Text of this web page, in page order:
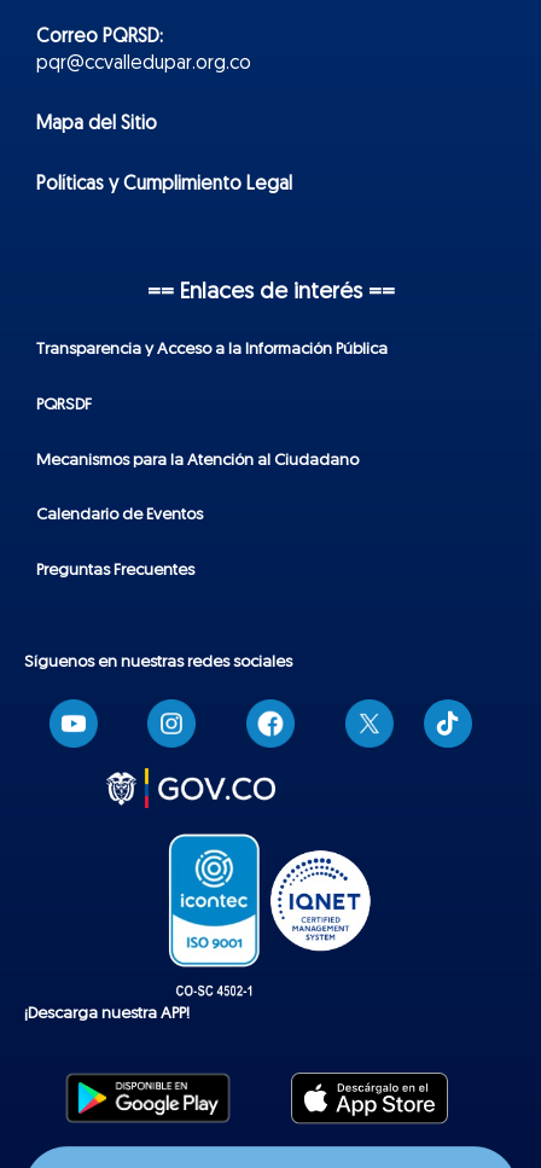
Correo PQRSD:
pqr@ccvalledupar.org.co
Mapa del Sitio
Políticas y Cumplimiento Legal
== Enlaces de interés ==
Transparencia y Acceso a la Información Pública
PQRSDF
Mecanismos para la Atención al Ciudadano
Calendario de Eventos
Preguntas Frecuentes
Síguenos en nuestras redes sociales
T
i
k
¡Descarga nuestra APP!